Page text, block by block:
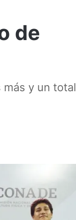
de
y un total